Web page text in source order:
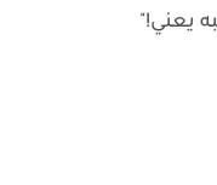
يعني!"